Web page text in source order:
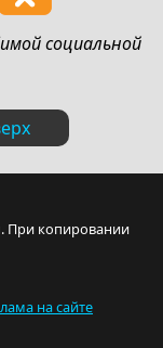
социальной
При копировании
на сайте